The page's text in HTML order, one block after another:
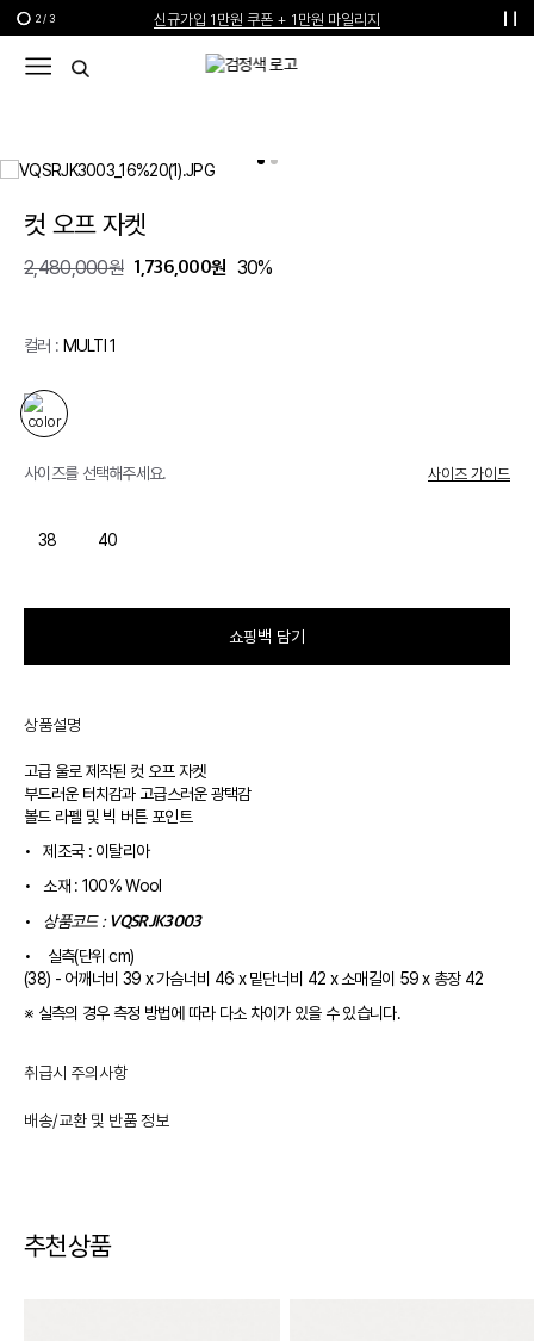
신규가입 1만원 쿠폰 + 1만원 마일리지
선물 포장재 제공 서비스
2 / 3
컷 오프 자켓
2,480,000원 1,736,000원 30%
컬러 : MULTI 1
사이즈를 선택해주세요. 사이즈 가이드
38 40
쇼핑백 담기
상품설명
고급 울로 제작된 컷 오프 자켓
부드러운 터치감과 고급스러운 광택감
볼드 라펠 및 빅 버튼 포인트
•
제조국 : 이탈리아
•
소재 : 100% Wool
•
상품코드 :VQSRJK3003
•
실측(단위 cm)
(38) - 어깨너비 39 x 가슴너비 46 x 밑단너비 42 x 소매길이 59 x 총장 42
※ 실측의 경우 측정 방법에 따라 다소 차이가 있을 수 있습니다.
취급시 주의사항
배송/교환 및 반품 정보
추천상품